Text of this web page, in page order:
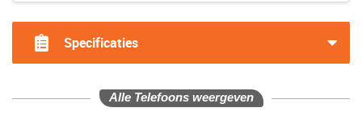
Specificaties
Alle Telefoons weergeven